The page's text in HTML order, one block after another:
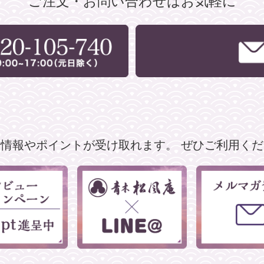
報やポイントが受け取れます。 ぜひご利用く